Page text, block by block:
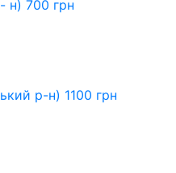
н) 700 грн
р-н) 1100 грн